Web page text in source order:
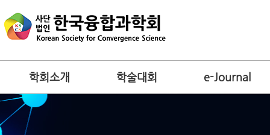
학회소개 학술대회 e-Journal